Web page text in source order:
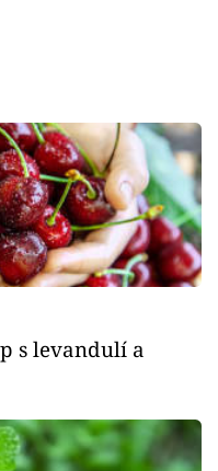
s levandulí a